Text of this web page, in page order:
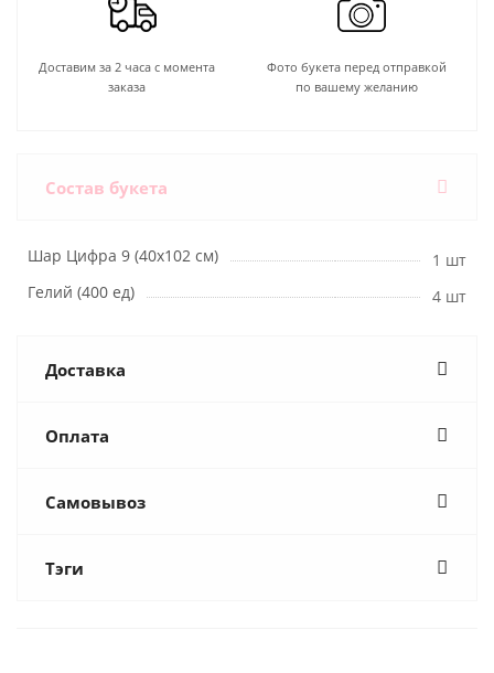
Доставим за 2 часа с момента
заказа
Фото букета перед отправкой
по вашему желанию
Состав букета
Шар Цифра 9 (40х102 см)
1 шт
Гелий (400 ед)
4 шт
Доставка
Оплата
Самовывоз
Тэги